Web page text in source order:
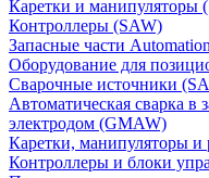
Каретки и манипуляторы
Контроллеры (SAW)
Запасные части
Оборудование для
Сварочные источники
Автоматическая сварка в
электродом (GMAW)
Каретки, манипуляторы и
Контроллеры и блоки